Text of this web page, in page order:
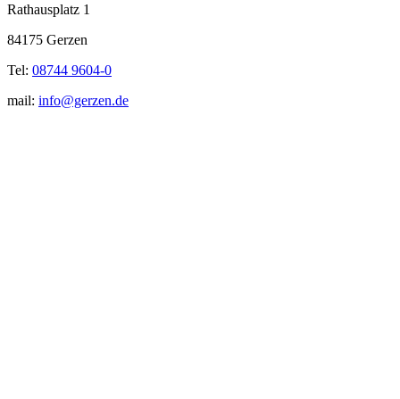
Rathausplatz 1
84175 Gerzen
Tel: 08744 9604-0
mail: info@gerzen.de